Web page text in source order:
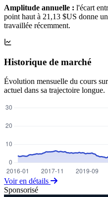
Amplitude annuelle : l'écart
point haut à 21,13 $US donne
travaillée récemment.
Historique de marché
Évolution mensuelle du cours
actuel dans sa trajectoire longue.
Voir en détails
Sponsorisé